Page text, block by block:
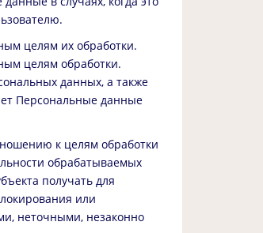
целям их обработки.
целям обработки.
данных, а также
Персональные данные
к целям обработки
обрабатываемых
получать для
или
неточными, незаконно